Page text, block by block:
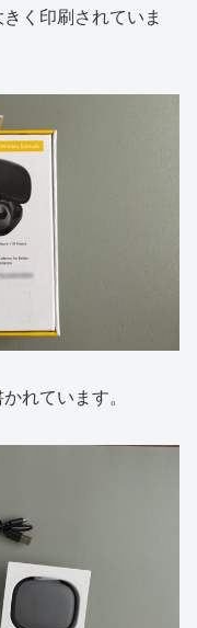
く印刷されていま
れています。